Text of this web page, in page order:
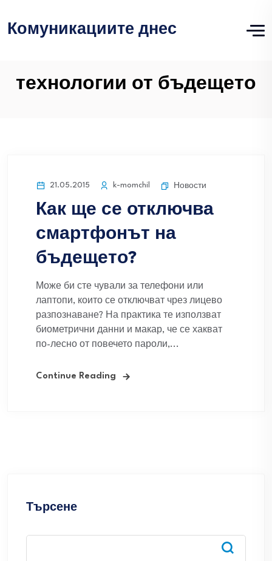
Комуникациите днес
технологии от бъдещето
21.05.2015 k-momchil Новости
Как ще се отключва
смартфонът на
бъдещето?
Може би сте чували за телефони или
лаптопи, които се отключват чрез лицево
разпознаване? На практика те използват
биометрични данни и макар, че се хакват
по-лесно от повечето пароли,...
Continue Reading
Търсене